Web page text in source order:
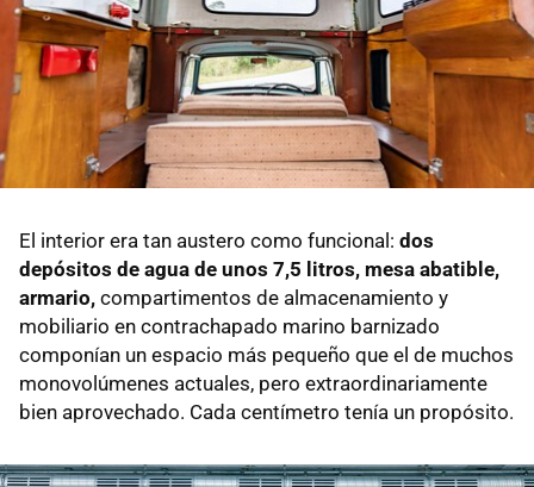
El interior era tan austero como funcional: dos
depósitos de agua de unos 7,5 litros, mesa abatible,
armario, compartimentos de almacenamiento y
mobiliario en contrachapado marino barnizado
componían un espacio más pequeño que el de muchos
monovolúmenes actuales, pero extraordinariamente
bien aprovechado. Cada centímetro tenía un propósito.